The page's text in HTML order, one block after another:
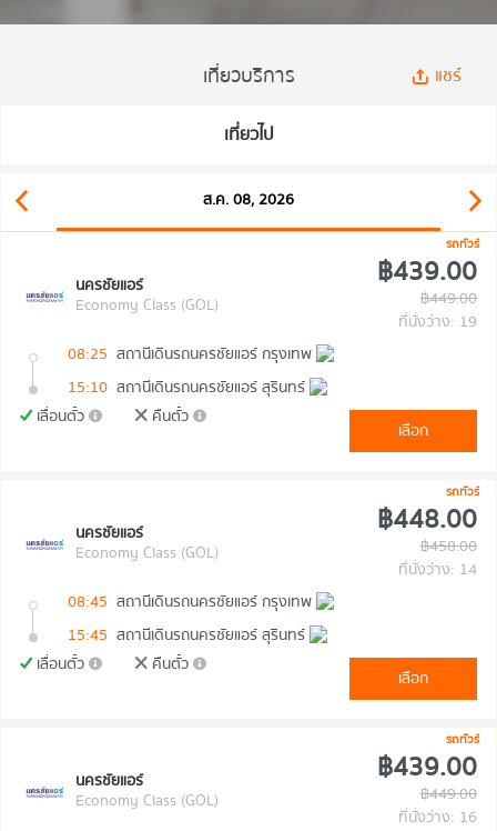
เที่ยวบริการ แชร์
เที่ยวไป
ส.ค. 08, 2026
รถทัวร์
นครชัยแอร์
Economy Class (GOL)
฿439.00
฿449.00
ที่นั่งว่าง: 19
08:25 สถานีเดินรถนครชัยแอร์ กรุงเทพ
15:10 สถานีเดินรถนครชัยแอร์ สุรินทร์
เลื่อนตั๋ว
คืนตั๋ว
เลือก
รถทัวร์
นครชัยแอร์
Economy Class (GOL)
฿448.00
฿458.00
ที่นั่งว่าง: 14
08:45 สถานีเดินรถนครชัยแอร์ กรุงเทพ
15:45 สถานีเดินรถนครชัยแอร์ สุรินทร์
เลื่อนตั๋ว
คืนตั๋ว
เลือก
รถทัวร์
นครชัยแอร์
Economy Class (GOL)
฿439.00
฿449.00
ที่นั่งว่าง: 16